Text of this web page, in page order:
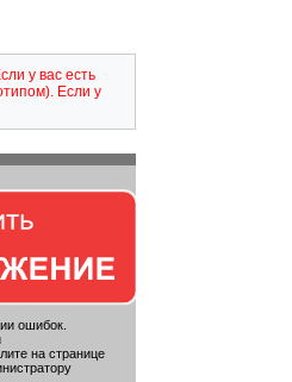
у вас есть
Если у
ошибок.
на странице